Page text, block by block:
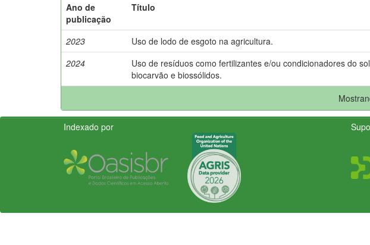
Ano de
publicação
Título
2023 Uso de lodo de esgoto na agricultura.
2024
Uso de resíduos como fertilizantes e/ou condicionadores do
biocarvão e biossólidos.
Indexado por